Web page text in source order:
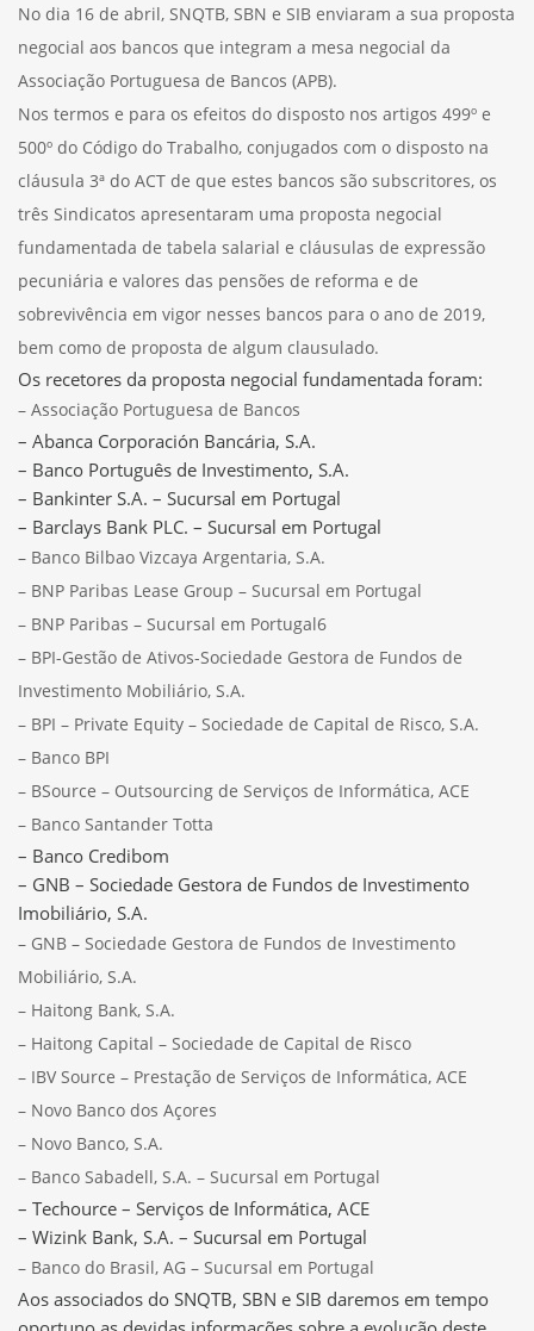
No dia 16 de abril, SNQTB, SBN e SIB enviaram a sua proposta
negocial aos bancos que integram a mesa negocial da
Associação Portuguesa de Bancos (APB).
Nos termos e para os efeitos do disposto nos artigos 499º e
500º do Código do Trabalho, conjugados com o disposto na
cláusula 3ª do ACT de que estes bancos são subscritores, os
três Sindicatos apresentaram uma proposta negocial
fundamentada de tabela salarial e cláusulas de expressão
pecuniária e valores das pensões de reforma e de
sobrevivência em vigor nesses bancos para o ano de 2019,
bem como de proposta de algum clausulado.
Os recetores da proposta negocial fundamentada foram:
– Associação Portuguesa de Bancos
– Abanca Corporación Bancária, S.A.
– Banco Português de Investimento, S.A.
– Bankinter S.A. – Sucursal em Portugal
– Barclays Bank PLC. – Sucursal em Portugal
– Banco Bilbao Vizcaya Argentaria, S.A.
– BNP Paribas Lease Group – Sucursal em Portugal
– BNP Paribas – Sucursal em Portugal6
– BPI-Gestão de Ativos-Sociedade Gestora de Fundos de
Investimento Mobiliário, S.A.
– BPI – Private Equity – Sociedade de Capital de Risco, S.A.
– Banco BPI
– BSource – Outsourcing de Serviços de Informática, ACE
– Banco Santander Totta
– Banco Credibom
– GNB – Sociedade Gestora de Fundos de Investimento
Imobiliário, S.A.
– GNB – Sociedade Gestora de Fundos de Investimento
Mobiliário, S.A.
– Haitong Bank, S.A.
– Haitong Capital – Sociedade de Capital de Risco
– IBV Source – Prestação de Serviços de Informática, ACE
– Novo Banco dos Açores
– Novo Banco, S.A.
– Banco Sabadell, S.A. – Sucursal em Portugal
– Techource – Serviços de Informática, ACE
– Wizink Bank, S.A. – Sucursal em Portugal
– Banco do Brasil, AG – Sucursal em Portugal
Aos associados do SNQTB, SBN e SIB daremos em tempo